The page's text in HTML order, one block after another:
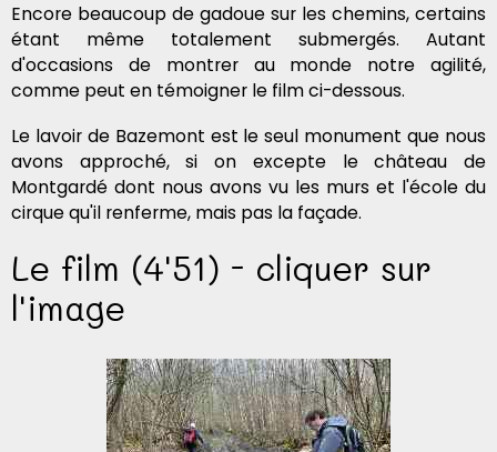
Encore beaucoup de gadoue sur les chemins, certains
étant même totalement submergés. Autant
d'occasions de montrer au monde notre agilité,
comme peut en témoigner le film ci-dessous.
Le lavoir de Bazemont est le seul monument que nous
avons approché, si on excepte le château de
Montgardé dont nous avons vu les murs et l'école du
cirque qu'il renferme, mais pas la façade.
Le film (4'51) - cliquer sur
l'image